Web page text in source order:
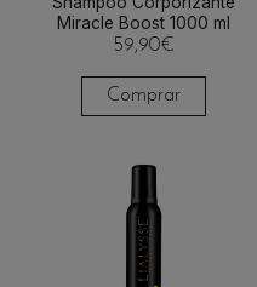
Miracle Boost 1000 ml
59,90€
Comprar